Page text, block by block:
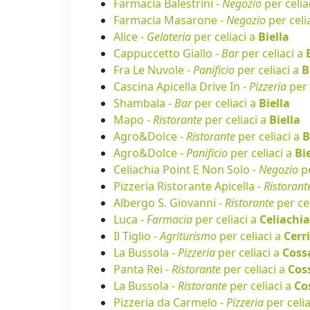
Farmacia Balestrini -Negozio per
Farmacia Masarone -Negozio per
Alice - Gelateria per celiaci a Biella
Cappuccetto Giallo -Barper celiaci a
Fra Le Nuvole -Panificio per celiaci a
Cascina Apicella Drive In -Pizzeria per
Shambala -Barper celiaci a Biella
Mapo -Ristorante per celiaci a Biella
Agro&Dolce -Ristorante per celiaci a
Agro&Dolce -Panificio per celiaci a
Celiachia Point E Non Solo -Negozio
Pizzeria Ristorante Apicella -
Albergo S. Giovanni -Ristorante per
Luca -Farmacia per celiaci a
Il Tiglio -Agriturismo per celiaci a
La Bussola -Pizzeria per celiaci a
Panta Rei -Ristorante per celiaci a
La Bussola -Ristorante per celiaci a
Pizzeria da Carmelo -Pizzeria per